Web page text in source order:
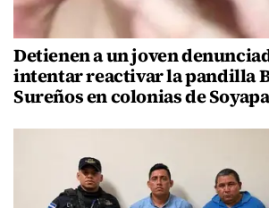
Detienen a un joven
intentar reactivar la pandilla
Sureños en colonias de